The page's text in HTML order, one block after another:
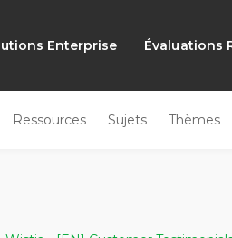
Enterprise Évaluations
Ressources Sujets Thèmes